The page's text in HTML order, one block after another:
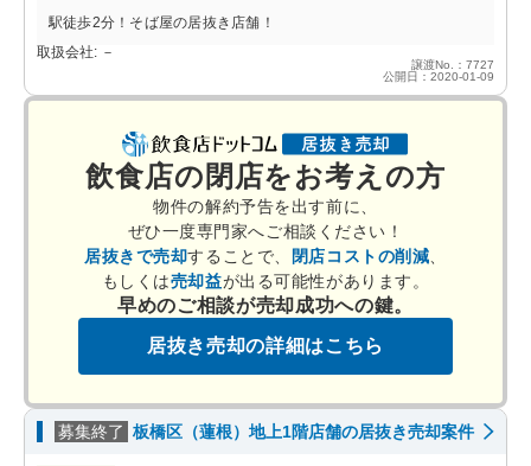
駅徒歩2分！そば屋の居抜き店舗！
取扱会社: －
譲渡No.：7727
公開日：2020-01-09
飲食店の閉店をお考えの方
物件の解約予告を出す前に、
ぜひ一度専門家へご相談ください！
居抜きで売却することで、 閉店コストの削減
もしくは売却益が出る可能性があります。
早めのご相談が売却成功への鍵。
居抜き売却の詳細はこちら
募集終了 板橋区（蓮根）地上1階店舗の居抜き売却案件